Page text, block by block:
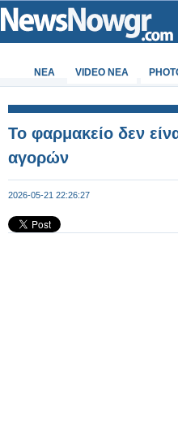
ΝΕΑ VIDEO NEA
Το φαρμακείο δεν
αγορών
2026-05-21 22:26:27